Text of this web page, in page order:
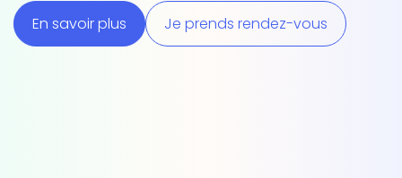
En savoir plus Je prends rendez-vous